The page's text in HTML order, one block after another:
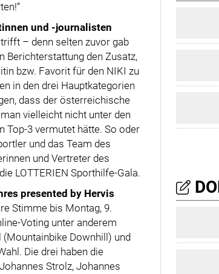
und -journalisten
– denn selten zuvor gab
Berichterstattung den Zusatz,
bzw. Favorit für den NIKI zu
in den drei Hauptkategorien
dass der österreichische
vielleicht nicht unter den
Top-3 vermutet hätte. So oder
und das Team des
und Vertreter des
LOTTERIEN Sporthilfe-Gala.
presented by Hervis
Stimme bis Montag, 9.
Voting unter anderem
Downhill) und
Die drei haben die
Strolz, Johannes